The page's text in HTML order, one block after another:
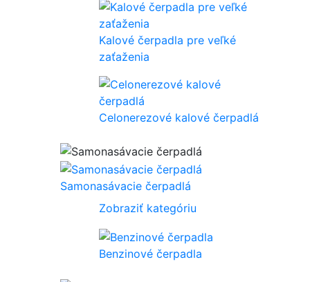
Kalové čerpadla pre veľké
zaťaženia
Celonerezové kalové čerpadlá
Samonasávacie čerpadlá
Zobraziť kategóriu
Benzinové čerpadla